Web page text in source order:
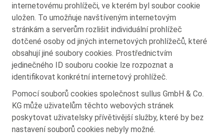
internetovému prohlížeči, ve kterém byl soubor cookie
uložen. To umožňuje navštíveným internetovým
stránkám a serverům rozlišit individuální prohlížeč
dotčené osoby od jiných internetových prohlížečů, které
obsahují jiné soubory cookies. Prostřednictvím
jedinečného ID souboru cookie lze rozpoznat a
identifikovat konkrétní internetový prohlížeč.
Pomocí souborů cookies společnost sullus GmbH & Co.
KG může uživatelům těchto webových stránek
poskytovat uživatelsky přívětivější služby, které by bez
nastavení souborů cookies nebyly možné.